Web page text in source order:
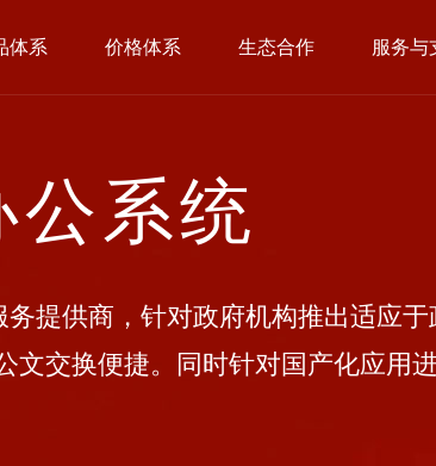
体系 价格体系 生态合作 服务与
系统
供商，针对政府机构推出适应于
文交换便捷。同时针对国产化应用